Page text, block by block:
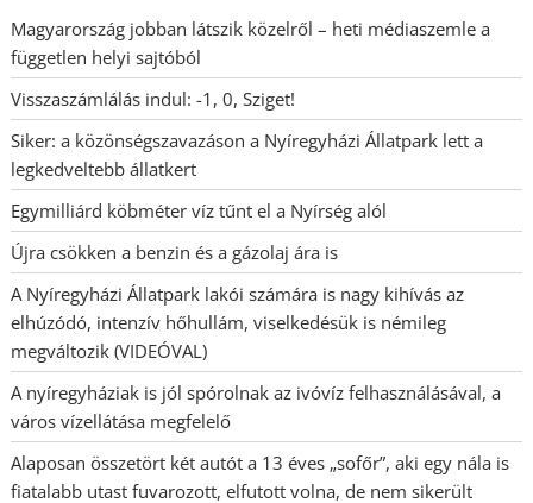
Magyarország jobban látszik közelről – heti médiaszemle a
független helyi sajtóból
Visszaszámlálás indul: -1, 0, Sziget!
Siker: a közönségszavazáson a Nyíregyházi Állatpark lett a
legkedveltebb állatkert
Egymilliárd köbméter víz tűnt el a Nyírség alól
Újra csökken a benzin és a gázolaj ára is
A Nyíregyházi Állatpark lakói számára is nagy kihívás az
elhúzódó, intenzív hőhullám, viselkedésük is némileg
megváltozik (VIDEÓVAL)
A nyíregyháziak is jól spórolnak az ivóvíz felhasználásával, a
város vízellátása megfelelő
Alaposan összetört két autót a 13 éves „sofőr”, aki egy nála is
fiatalabb utast fuvarozott, elfutott volna, de nem sikerült